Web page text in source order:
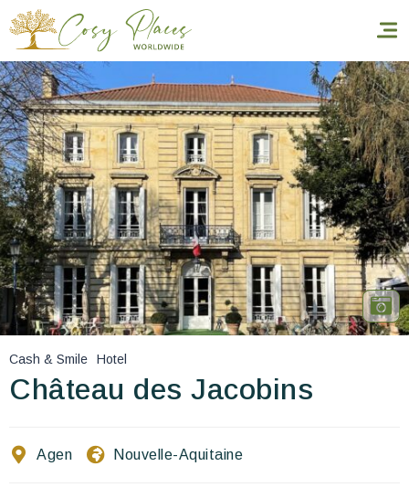
Inicio
Reservar una estancia
Nuestra colección mundial
World’s Best Hotels
Hacer que viajes
Estancia temática
Cash & Smile Hotel
Château des Jacobins
Agen Nouvelle-Aquitaine